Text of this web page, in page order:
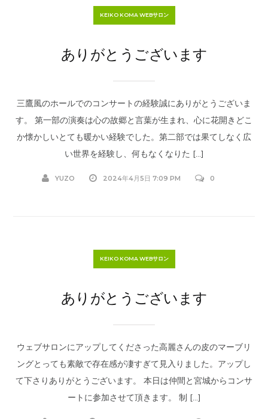
KEIKO KOMA WEBサロン
ありがとうございます
三鷹風のホールでのコンサートの経験誠にありがとうございま
す。 第一部の演奏は心の故郷と言葉が生まれ、心に花開きどこ
か懐かしいとても暖かい経験でした。第二部では果てしなく広
い世界を経験し、何もなくなりた […]
YUZO 2024年4月5日 7:09 PM 0
KEIKO KOMA WEBサロン
ありがとうございます
ウェブサロンにアップしてくださった高麗さんの皮のマーブリ
ングとっても素敵で存在感が凄すぎて見入りました。アップし
て下さりありがとうございます。 本日は仲間と宮城からコンサ
ートに参加させて頂きます。 制 […]